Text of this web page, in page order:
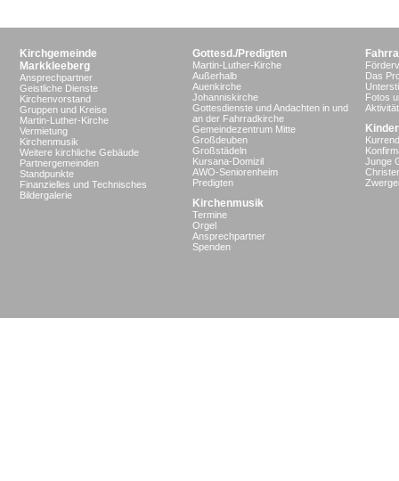
Kirchgemeinde
Markkleeberg
Ansprechpartner
Geistliche Dienste
Kirchenvorstand
Gruppen und Kreise
Martin-Luther-Kirche
Vermietung
Kirchenmusik
Weitere kirchliche Gebäude
Partnergemeinden
Standpunkte
Finanzielles und Technisches
Bildergalerie
Gottesd./Predigten
Martin-Luther-Kirche
Außerhalb
Auenkirche
Johanniskirche
Gottesdienste und Andachten in und
an der Fahrradkirche
Gemeindezentrum Mitte
Großdeuben
Großstädeln
Kursana-Domizil
AWO-Seniorenheim
Predigten
Kirchenmusik
Termine
Orgel
Ansprechpartner
Spenden
Das
Fotos
Junge